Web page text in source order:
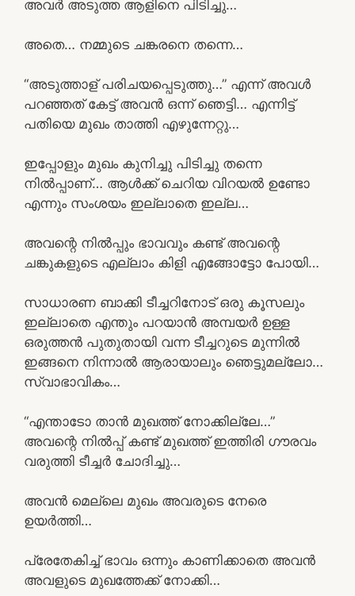
അവർ അടുത്ത ആളിനെ പിടിച്ചു…
അതെ… നമ്മുടെ ചങ്കരനെ തന്നെ…
“അടുത്താള് പരിചയപ്പെടുത്തു…” എന്ന് അവൾ
പറഞ്ഞത് കേട്ട് അവൻ ഒന്ന് ഞെട്ടി… എന്നിട്ട്
പതിയെ മുഖം താത്തി എഴുന്നേറ്റു…
ഇപ്പോളും മുഖം കുനിച്ചു പിടിച്ചു തന്നെ
നിൽപ്പാണ്… ആൾക്ക് ചെറിയ വിറയൽ ഉണ്ടോ
എന്നും സംശയം ഇല്ലാതെ ഇല്ല…
അവന്റെ നിൽപ്പും ഭാവവും കണ്ട് അവന്റെ
ചങ്കുകളുടെ എല്ലാം കിളി എങ്ങോട്ടോ പോയി…
സാധാരണ ബാക്കി ടീച്ചറിനോട് ഒരു കൂസലും
ഇല്ലാതെ എന്തും പറയാൻ അമ്പയർ ഉള്ള
ഒരുത്തൻ പുതുതായി വന്ന ടീച്ചറുടെ മുന്നിൽ
ഇങ്ങനെ നിന്നാൽ ആരായാലും ഞെട്ടുമല്ലോ…
സ്വാഭാവികം…
“എന്താടോ താൻ മുഖത്ത് നോക്കില്ലേ…”
അവന്റെ നിൽപ്പ് കണ്ട് മുഖത്ത് ഇത്തിരി ഗൗരവം
വരുത്തി ടീച്ചർ ചോദിച്ചു…
അവൻ മെല്ലെ മുഖം അവരുടെ നേരെ
ഉയർത്തി…
പ്രേതേകിച്ച് ഭാവം ഒന്നും കാണിക്കാതെ അവൻ
അവളുടെ മുഖത്തേക്ക് നോക്കി…